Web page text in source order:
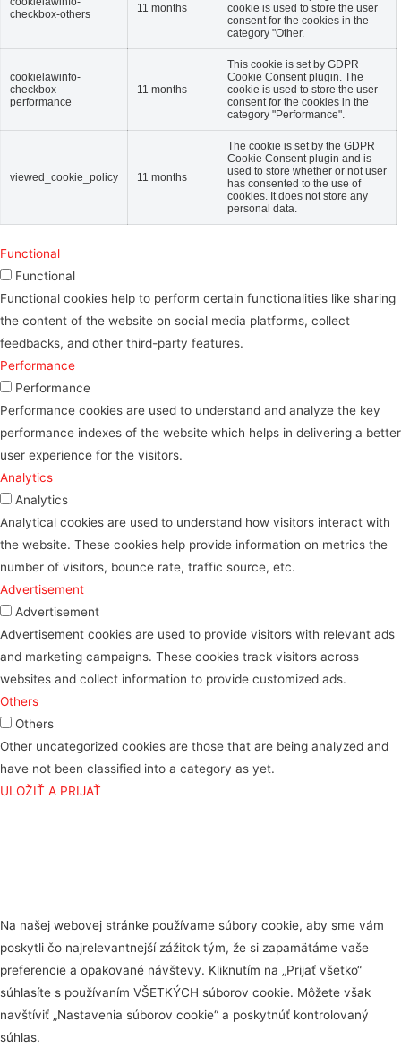
Na našej webovej stránke používame súbory cookie, aby sme vám
poskytli čo najrelevantnejší zážitok tým, že si zapamätáme vaše
preferencie a opakované návštevy. Kliknutím na „Prijať všetko“
súhlasíte s používaním VŠETKÝCH súborov cookie. Môžete však
navštíviť „Nastavenia súborov cookie“ a poskytnúť kontrolovaný
súhlas.
checkbox-others
11 months
cookie is used to store the user
consent for the cookies in the
category "Other.
cookielawinfo-
checkbox-
performance
11 months
This cookie is set by GDPR
Cookie Consent plugin. The
cookie is used to store the user
consent for the cookies in the
category "Performance".
viewed_cookie_policy 11 months
The cookie is set by the GDPR
Cookie Consent plugin and is
used to store whether or not user
has consented to the use of
cookies. It does not store any
personal data.
Functional
Functional
Functional cookies help to perform certain functionalities like sharing
the content of the website on social media platforms, collect
feedbacks, and other third-party features.
Performance
Performance
Performance cookies are used to understand and analyze the key
performance indexes of the website which helps in delivering a better
user experience for the visitors.
Analytics
Analytics
Analytical cookies are used to understand how visitors interact with
the website. These cookies help provide information on metrics the
number of visitors, bounce rate, traffic source, etc.
Advertisement
Advertisement
Advertisement cookies are used to provide visitors with relevant ads
and marketing campaigns. These cookies track visitors across
websites and collect information to provide customized ads.
Others
Others
Other uncategorized cookies are those that are being analyzed and
have not been classified into a category as yet.
ULOŽIŤ A PRIJAŤ